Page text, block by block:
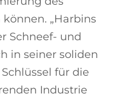
„Harbins
Schneef- und
in seiner soliden
für die
Industrie